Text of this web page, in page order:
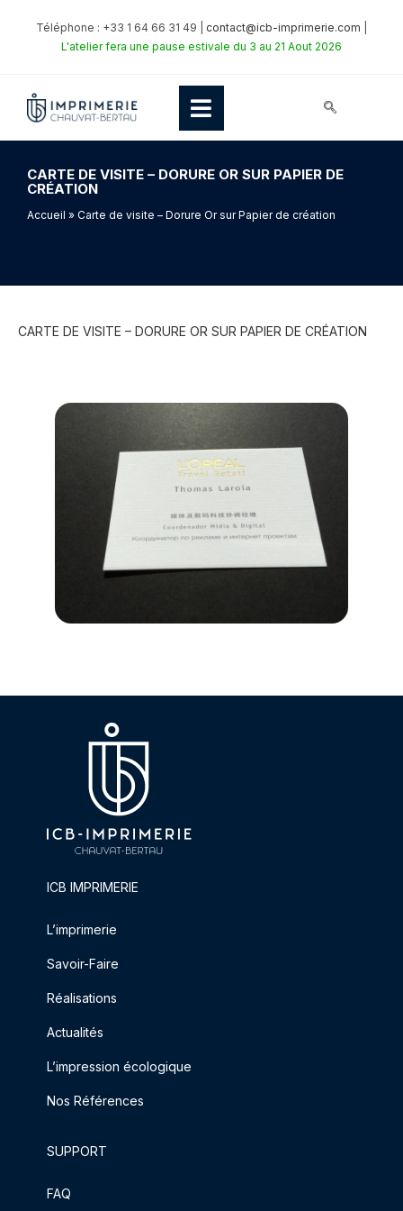
Téléphone : +33 1 64 66 31 49 | contact@icb-imprimerie.com
L'atelier fera une pause estivale du 3 au 21 Aout 2026
CARTE DE VISITE – DORURE OR SUR PAPIER DE
CRÉATION
Accueil » Carte de visite – Dorure Or sur Papier de création
CARTE DE VISITE – DORURE OR SUR PAPIER DE CRÉATION
ICB IMPRIMERIE
L’imprimerie
Savoir-Faire
Réalisations
Actualités
L’impression écologique
Nos Références
SUPPORT
FAQ